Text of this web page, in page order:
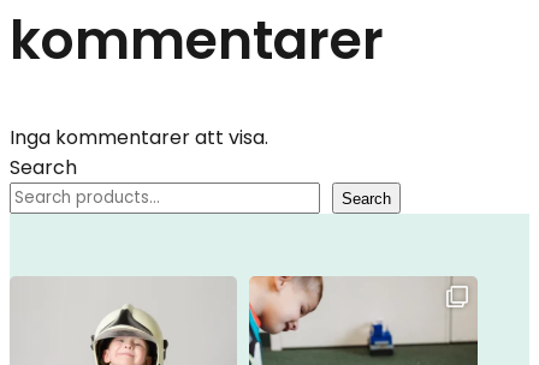
kommentarer
Inga kommentarer att visa.
Search
Search